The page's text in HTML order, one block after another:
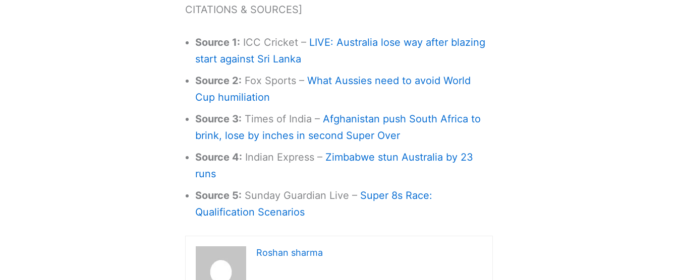
CITATIONS & SOURCES]
Source 1: ICC Cricket – LIVE: Australia lose way after blazing
start against Sri Lanka
Source 2: Fox Sports – What Aussies need to avoid World
Cup humiliation
Source 3: Times of India – Afghanistan push South Africa to
brink, lose by inches in second Super Over
Source 4: Indian Express – Zimbabwe stun Australia by 23
runs
Source 5: Sunday Guardian Live – Super 8s Race:
Qualification Scenarios
Roshan sharma